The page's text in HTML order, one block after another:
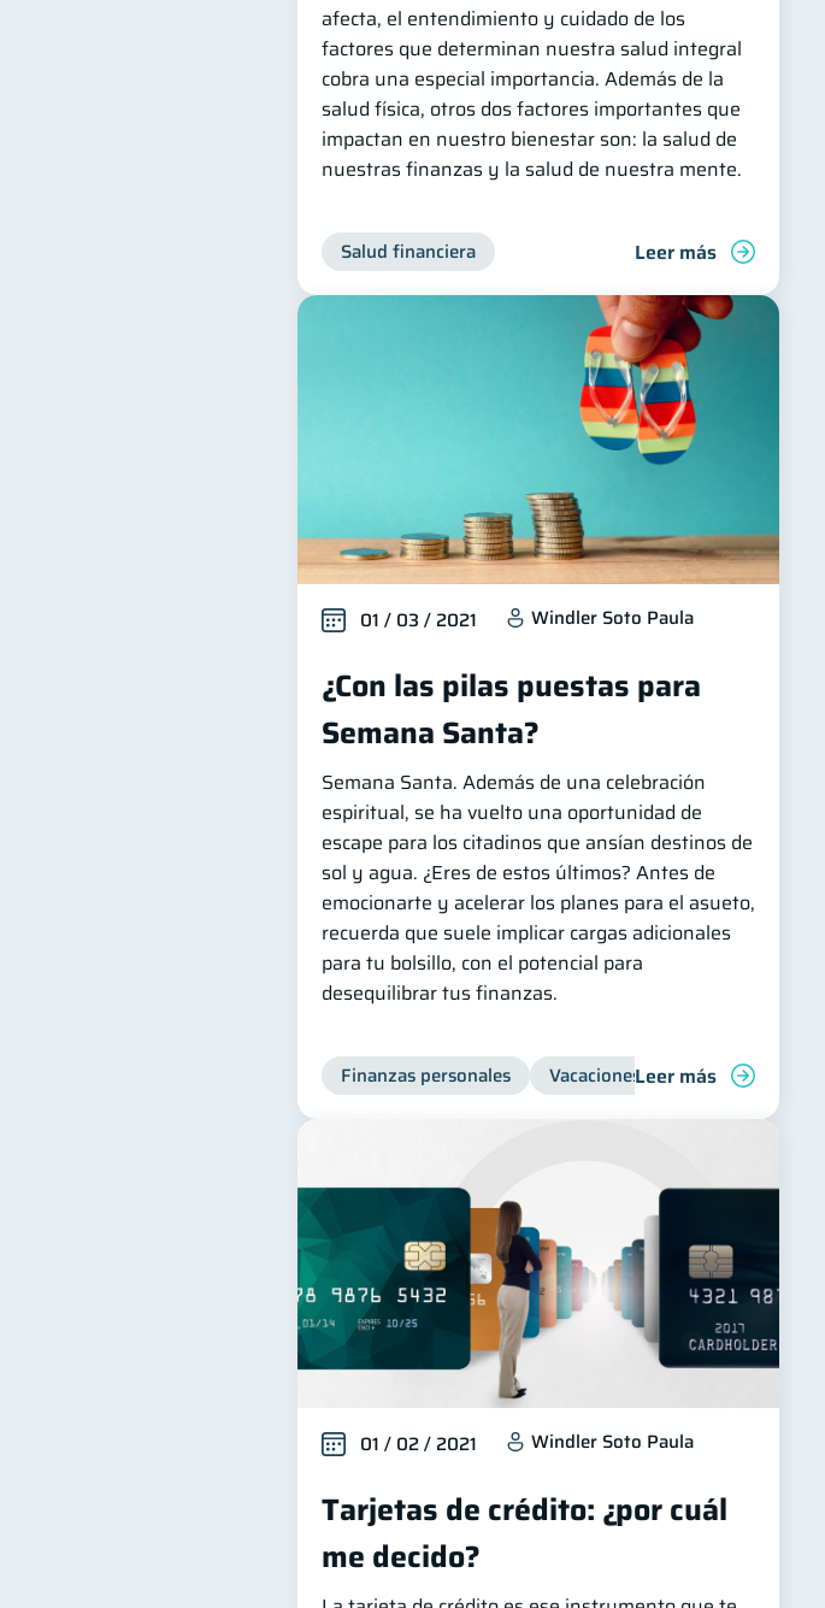
afecta, el entendimiento y cuidado de los
factores que determinan nuestra salud integral
cobra una especial importancia. Además de la
salud física, otros dos factores importantes que
impactan en nuestro bienestar son: la salud de
nuestras finanzas y la salud de nuestra mente.
Salud financiera Leer más
01 / 03 / 2021 Windler Soto Paula
¿Con las pilas puestas para
Semana Santa?
Semana Santa. Además de una celebración
espiritual, se ha vuelto una oportunidad de
escape para los citadinos que ansían destinos de
sol y agua. ¿Eres de estos últimos? Antes de
emocionarte y acelerar los planes para el asueto,
recuerda que suele implicar cargas adicionales
para tu bolsillo, con el potencial para
desequilibrar tus finanzas.
Finanzas personales Vacaciones Organización
Leer más
01 / 02 / 2021 Windler Soto Paula
Tarjetas de crédito: ¿por cuál
me decido?